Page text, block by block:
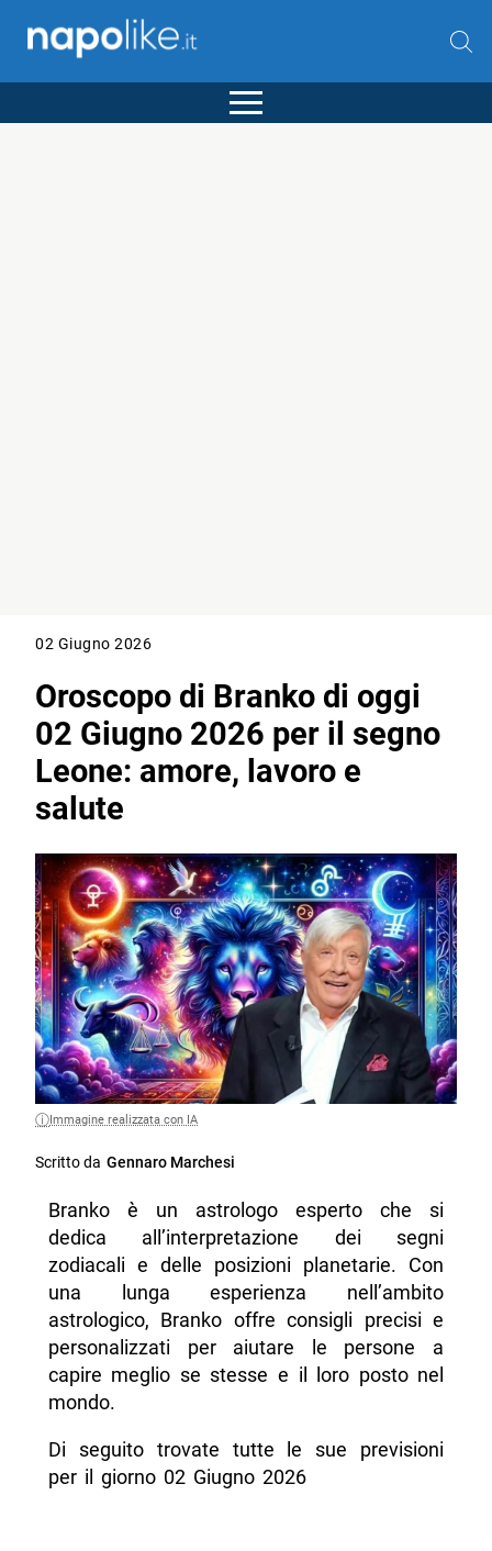
02 Giugno 2026
Oroscopo di Branko di oggi
02 Giugno 2026 per il segno
Leone: amore, lavoro e
salute
Immagine realizzata con IA
Scritto da Gennaro Marchesi
Branko è un astrologo esperto che si
dedica all’interpretazione dei segni
zodiacali e delle posizioni planetarie. Con
una lunga esperienza nell’ambito
astrologico, Branko offre consigli precisi e
personalizzati per aiutare le persone a
capire meglio se stesse e il loro posto nel
mondo.
Di seguito trovate tutte le sue previsioni
per il giorno 02 Giugno 2026